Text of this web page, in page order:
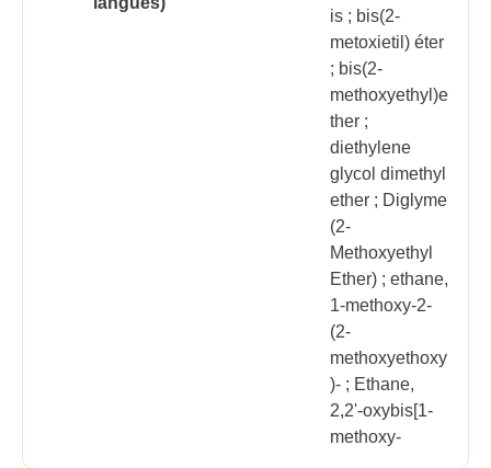
is ; bis(2-
metoxietil) éter
; bis(2-
methoxyethyl)e
ther ;
diethylene
glycol dimethyl
ether ; Diglyme
(2-
Methoxyethyl
Ether) ; ethane,
1-methoxy-2-
(2-
methoxyethoxy
)- ; Ethane,
2,2'-oxybis[1-
methoxy-